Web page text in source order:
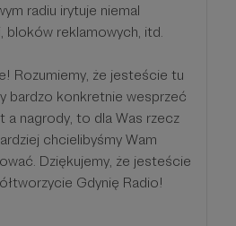
radiu irytuje niemal
bloków reklamowych, itd.
Rozumiemy, że jesteście tu
bardzo konkretnie wesprzeć
a nagrody, to dla Was rzecz
chcielibyśmy Wam
Dziękujemy, że jesteście
Gdynię Radio!